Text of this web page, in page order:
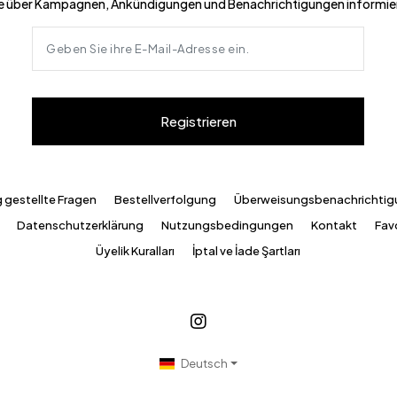
Registrieren
gestellte Fragen Bestellverfolgung
Datenschutzerklärung Nutzungsbedingungen Kontakt
Üyelik Kuralları
İptal ve İade Şartları
Deutsch